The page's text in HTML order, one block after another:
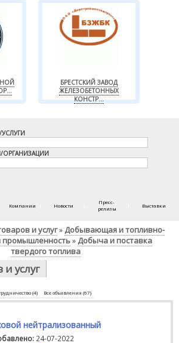
БРЕСТСКИЙ ЗАВОД
ЖЕЛЕЗОБЕТОННЫХ
КОНСТР...
ОРГАНИЗАЦИИ
Компании Новости
Пресс-
релизы
Выставки
и услуг» Добывающая и топливно-
промышленность» Добыча и поставка
твердого топлива
и услуг
(4) Все объявления (67)
нейтрализованный
24-07-2022